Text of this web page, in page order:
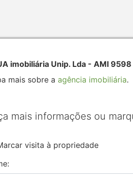
imobiliária Unip. Lda - AMI 9598
mais sobre a agência imobiliária.
mais informações ou
visita à propriedade